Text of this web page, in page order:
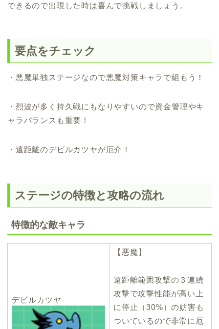
できるので出現した時は喜んで挑戦しましょう。
要点をチェック
・悪魔単独ステージなので悪魔対策キャラで組もう！
・烈波が多く持久戦にもなりやすいので資金管理やキ
ャラバランスも重要！
・遠距離のデビルカツヤが厄介！
ステージの特徴と攻略の流れ
特徴的な敵キャラ
デビルカツヤ
【悪魔】
遠距離範囲攻撃の３連続
攻撃で攻撃性能が高い上
に停止（30%）の妨害も
ついているので非常に厄